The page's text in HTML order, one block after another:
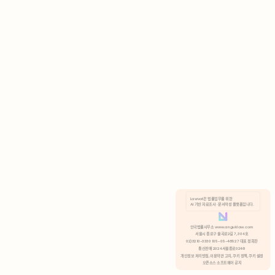
분석 쿠키 허용
Lawvot은 법률업무를 위한
AI 기반 자료조사 · 문서작성 플랫폼입니다.
안국법률사무소 www.anguklaw.com
서울시 종로구 율곡로2길 7, 304호
02)3210-3330 105-05-48527 대표 정희찬
통신판매 2024서울종로0248
개인정보 처리방침, 이용약관 고지, 쿠키 정책, 쿠키 설정
오픈소스 소프트웨어 공지